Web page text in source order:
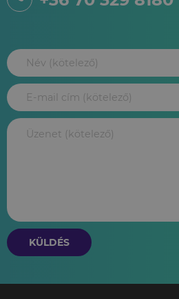
KÜLDÉS